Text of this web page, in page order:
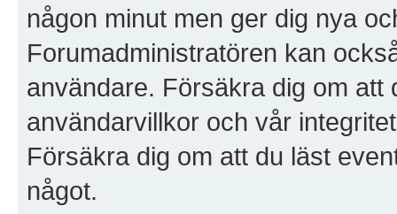
någon minut men ger dig nya
Forumadministratören kan
användare. Försäkra dig om
användarvillkor och vår
Försäkra dig om att du läst
något.